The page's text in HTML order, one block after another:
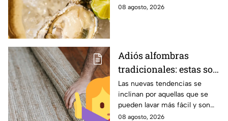
elegir los ostiones ideales para
08 agosto, 2026
Adiós alfombras
tradicionales: estas son
las alternativas
modernas para colocar
en tu piso
Las nuevas tendencias se
inclinan por aquellas que se
pueden lavar más fácil y son
menos pesadas.
08 agosto, 2026